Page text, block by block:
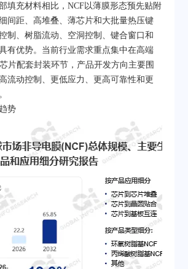
填充材料相比，NCF以薄膜形态预先贴附
间距、高堆叠、薄芯片和大批量热压键
制、树脂流动、空洞控制、键合窗口和
有优势。当前行业需求重点集中在高端
片配套封装环节，产品开发方向主要围
流动控制、更低应力、更高可靠性和更
势